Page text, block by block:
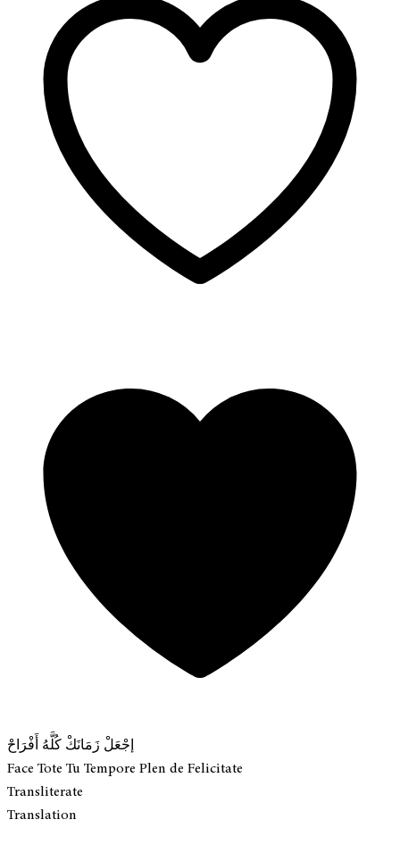
إجْعَلْ زَمَانَكْ كُلَّهُ أَفْرَاحْ
Face Tote Tu Tempore Plen de Felicitate
Transliterate
Translation